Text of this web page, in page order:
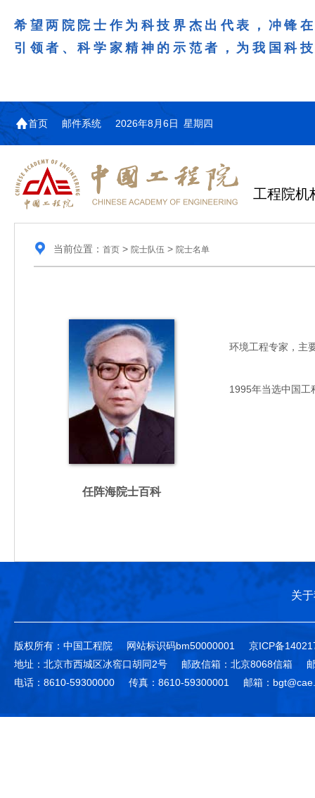
希望两院院士作为科技界杰出代表，冲锋
引领者、科学家精神的示范者，为我国科
首页 邮件系统 2026年8月6日 星期四
工程院机
当前位置： 首页> 院士队伍 > 院士名单
任阵海院士百科
环境工程专家，主要
1995年当选中国工
关
版权所有：中国工程院 网站标识码bm50000001
京ICP备
地址：北京市西城区冰窖口胡同2号
邮政信箱：北京8068信箱
电话：8610-59300000
传真：8610-59300001 邮箱：